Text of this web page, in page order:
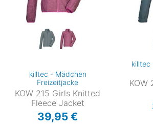
killtec - Mädchen
Freizeitjacke
KOW 215 Girls Knitted
Fleece Jacket
39,95 €
killtec
KOW